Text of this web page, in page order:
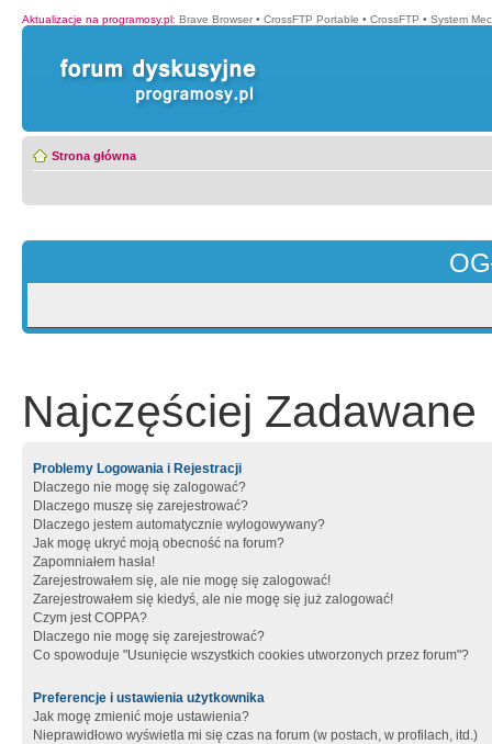
Aktualizacje na programosy.pl: Brave Browser • CrossFTP Portable • CrossFTP • System
Strona główna
Najczęściej Zadawane
Problemy Logowania i Rejestracji
Dlaczego nie mogę się zalogować?
Dlaczego muszę się zarejestrować?
Dlaczego jestem automatycznie wylogowywany?
Jak mogę ukryć moją obecność na forum?
Zapomniałem hasła!
Zarejestrowałem się, ale nie mogę się zalogować!
Zarejestrowałem się kiedyś, ale nie mogę się już zalogować!
Czym jest COPPA?
Dlaczego nie mogę się zarejestrować?
Co spowoduje "Usunięcie wszystkich cookies utworzonych przez forum"?
Preferencje i ustawienia użytkownika
Jak mogę zmienić moje ustawienia?
Nieprawidłowo wyświetla mi się czas na forum (w postach, w profilach, itd.)